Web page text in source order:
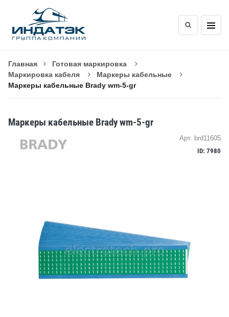
Главная
Готовая маркировка
Маркировка кабеля
Маркеры кабельные
Маркеры кабельные Brady wm-5-gr
Маркеры кабельные Brady wm-5-gr
Арт. brd11605
ID: 7980